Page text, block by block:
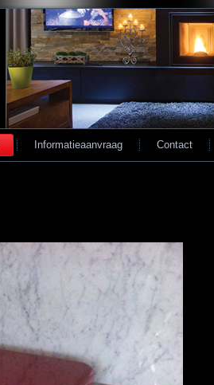
Informatieaanvraag Contact